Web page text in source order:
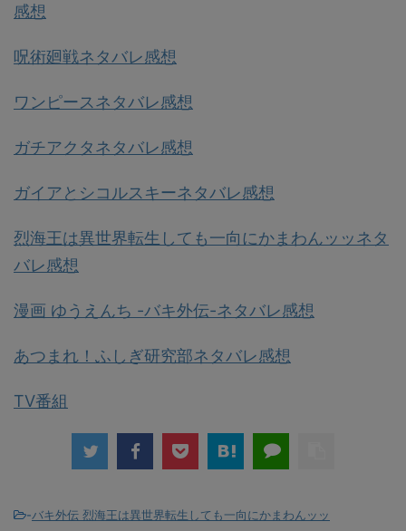
感想
呪術廻戦ネタバレ感想
ワンピースネタバレ感想
ガチアクタネタバレ感想
ガイアとシコルスキーネタバレ感想
烈海王は異世界転生しても一向にかまわんッッネタ
バレ感想
漫画 ゆうえんち -バキ外伝-ネタバレ感想
あつまれ！ふしぎ研究部ネタバレ感想
TV番組
-バキ外伝 烈海王は異世界転生しても一向にかまわんッッ